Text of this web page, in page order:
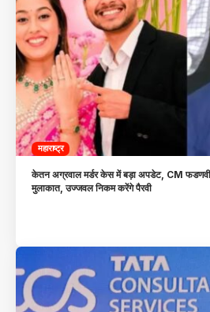
महाराष्ट्र
केतन अग्रवाल मर्डर केस में बड़ा अपडेट, CM
मुलाकात, उज्जवल निकम करेंगे पैरवी